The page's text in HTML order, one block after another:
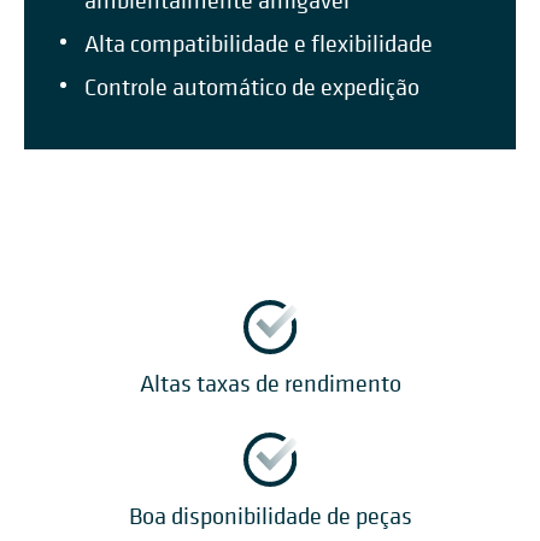
Alta compatibilidade e flexibilidade
Controle automático de expedição
Altas taxas de rendimento
Boa disponibilidade de peças